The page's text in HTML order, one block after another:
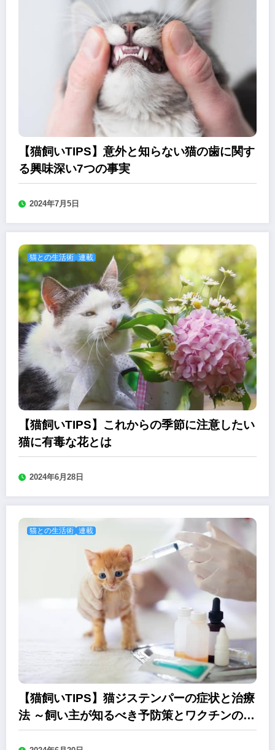
【猫飼いTIPS】意外と知らない猫の歯に関す
る興味深い7つの事実
2024年7月5日
猫との生活術 連載
【猫飼いTIPS】これからの季節に注意したい
猫に有毒な花とは
2024年6月28日
猫との生活術 連載
【猫飼いTIPS】猫ジステンパーの症状と治療
法 ～飼い主が知るべき予防策とワクチンの重
要性